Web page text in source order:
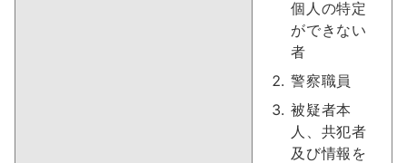
個人の特定
ができない
者
警察職員
被疑者本
人、共犯者
及び情報を